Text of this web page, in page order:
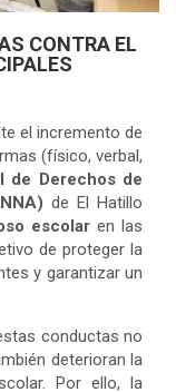
CONTRA EL
el incremento de
(físico, verbal,
de Derechos de
de El Hatillo
escolar en las
de proteger la
y garantizar un
conductas no
deterioran la
Por ello, la